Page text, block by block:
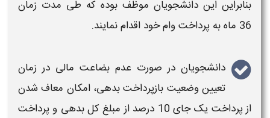
بنابراین این دانشجویان موظف بوده که طی مدت زمان
36 ماه به پرداخت وام خود اقدام نمایند.
دانشجویان در صورت عدم بضاعت مالی در زمان
تعیین وضعیت بازپرداخت بدهی، امکان معاف شدن
از پرداخت یک جای 10 درصد از مبلغ کل
بدهی و پرداخت